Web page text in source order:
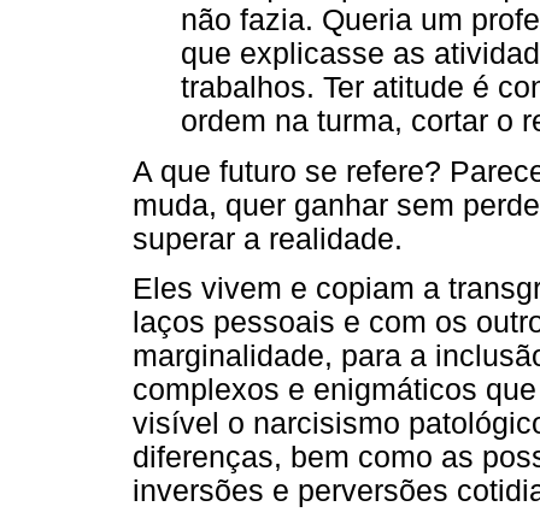
não fazia. Queria um
que explicasse as
trabalhos. Ter atitude é
ordem na turma, cortar o
A que futuro se refere?
muda, quer ganhar sem
superar a realidade.
Eles vivem e copiam a
laços pessoais e com os
marginalidade, para a
complexos e enigmáticos
visível o narcisismo
diferenças, bem como as
inversões e perversões